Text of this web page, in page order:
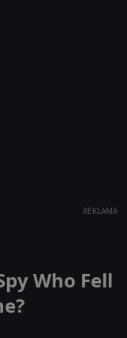
REKLAMA
Who Fell